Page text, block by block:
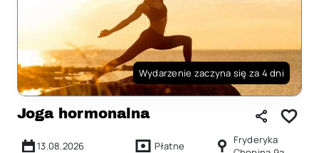
Wydarzenie zaczyna się za 4 dni
Joga hormonalna
13.08.2026 Płatne
Fryderyka